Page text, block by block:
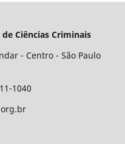
Ciências Criminais
- Centro - São Paulo
1040